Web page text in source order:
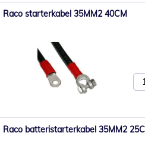
Raco starterkabel 35MM2 40CM
Raco batteristarterkabel 35MM2